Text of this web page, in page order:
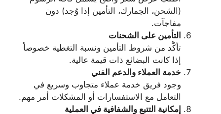
(الشحن، الجمارك، التأمين إذا وُجد) دون
مفاجآت.
التأمين على الشحنات
تأكَّد من شروط التأمين ونسبة التغطية خصوصاً
إذا كانت البضائع ذات قيمة عالية.
خدمة العملاء والدعم الفني
وجود فريق خدمة عملاء متجاوب وسريع في
التعامل مع الاستفسارات أو المشكلات أمر مهم.
إمكانية التتبع والشفافية في العملية